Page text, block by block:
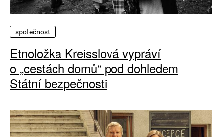
společnost
Etnoložka Kreisslová vypráví
o „cestách domů“ pod dohledem
Státní bezpečnosti